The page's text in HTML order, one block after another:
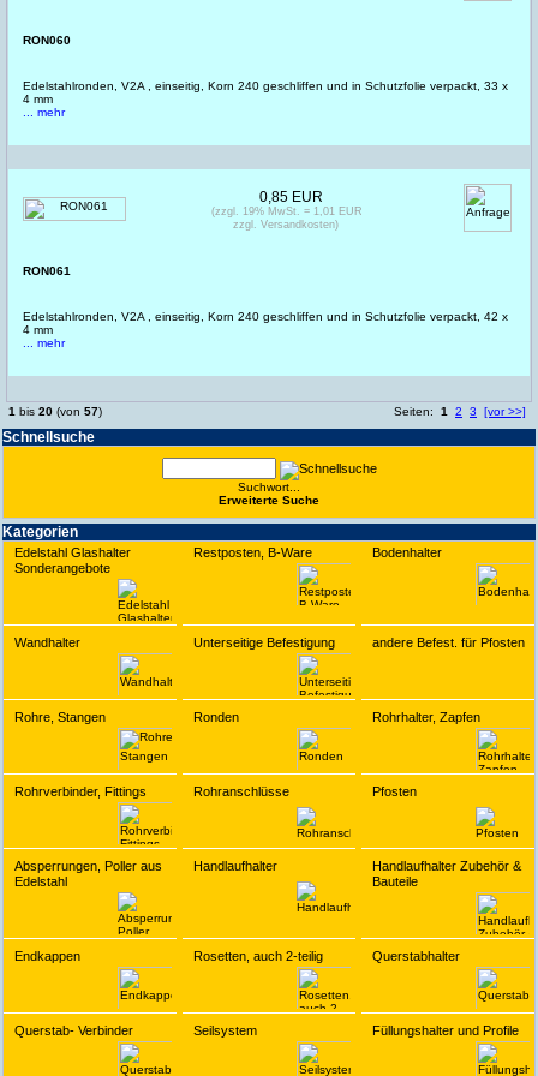
Schnell­suche
Suchwort...
Erwei­terte Suche
Kate­gorien
Edelstahl Glashalter
Sonderangebote
Restposten, B-Ware Bodenhalter
Wandhalter Unterseitige Befestigung andere Befest. für Pfosten
Rohre, Stangen Ronden Rohrhalter, Zapfen
Rohrverbinder, Fittings Rohranschlüsse Pfosten
Absperrungen, Poller aus
Edelstahl
Handlaufhalter
Handlaufhalter Zubehör &
Bauteile
Endkappen Rosetten, auch 2-teilig Querstabhalter
Querstab- Verbinder Seilsystem Füllungshalter und Profile
RON060
Edelstahlronden, V2A , einseitig, Korn 240 geschliffen und in Schutzfolie verpackt, 33 x
4 mm
... mehr
RON061
Edelstahlronden, V2A , einseitig, Korn 240 geschliffen und in Schutzfolie verpackt, 42 x
4 mm
... mehr
0,85 EUR
(zzgl. 19% MwSt. = 1,01 EUR
zzgl. Versandkosten)
1 bis 20 (von 57) Seiten: 1 2 3 [vor >>]